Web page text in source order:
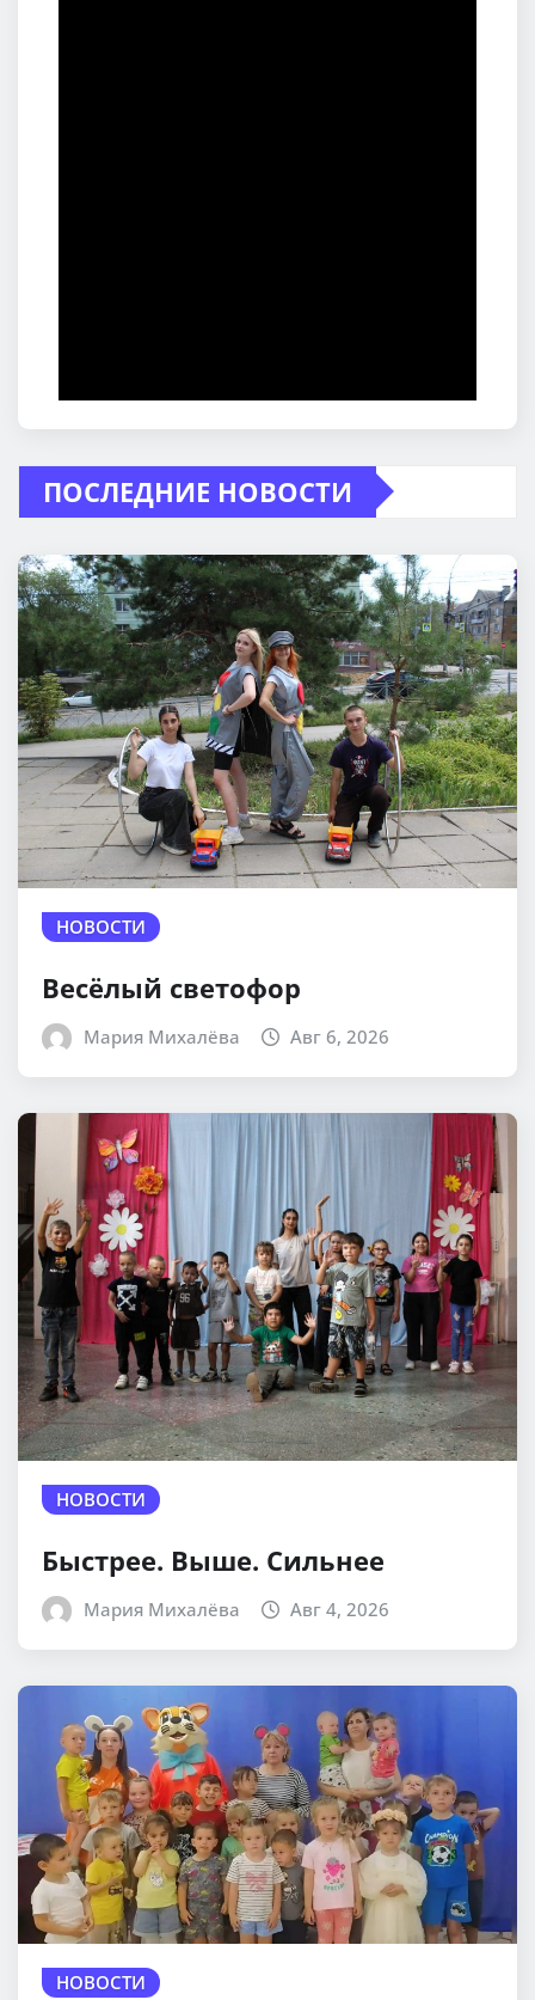
ПОСЛЕДНИЕ НОВОСТИ
НОВОСТИ
Весёлый светофор
Мария Михалёва Авг 6, 2026
НОВОСТИ
Быстрее. Выше. Сильнее
Мария Михалёва Авг 4, 2026
НОВОСТИ